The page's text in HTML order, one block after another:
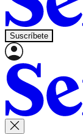
Suscríbete